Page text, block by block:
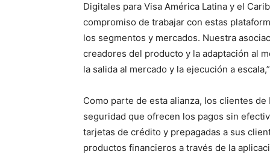
Digitales para Visa América Latina y el
compromiso de trabajar con estas
los segmentos y mercados. Nuestra
creadores del producto y la adaptación al
la salida al mercado y la ejecución a
Como parte de esta alianza, los clientes
seguridad que ofrecen los pagos sin
tarjetas de crédito y prepagadas a sus
productos financieros a través de la